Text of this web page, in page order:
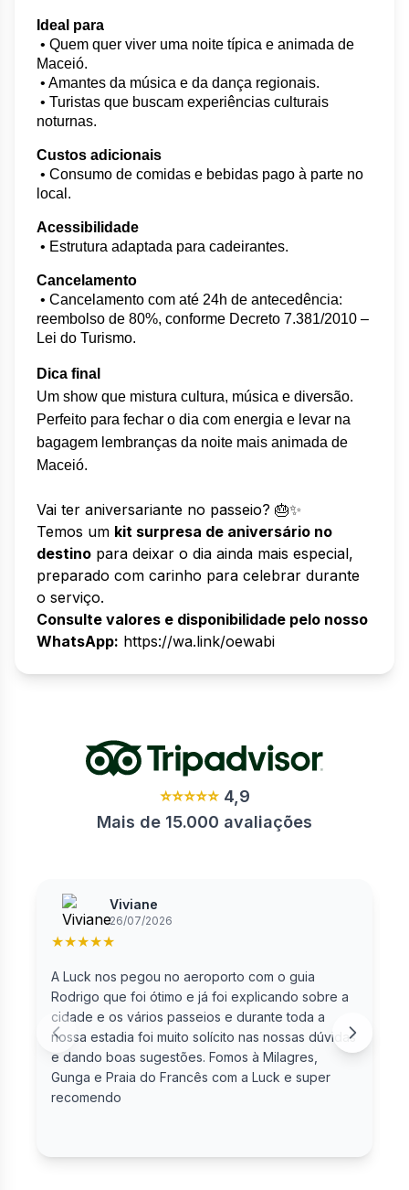
Ideal para
Maceió.
• Amantes da música e da dança regionais.
noturnas.
Custos adicionais
local.
Acessibilidade
• Estrutura adaptada para cadeirantes.
Cancelamento
reembolso de 80%, conforme Decreto 7.381/2010 –
Lei do Turismo.
Dica final
Um show que mistura cultura, música e diversão.
Perfeito para fechar o dia com energia e levar na
bagagem lembranças da noite mais animada de
Maceió.
Vai ter aniversariante no passeio? 🎂✨
Temos um kit surpresa de aniversário no
destino para deixar o dia ainda mais especial,
preparado com carinho para celebrar durante
o serviço.
Consulte valores e disponibilidade pelo nosso
WhatsApp: https://wa.link/oewabi
⭐⭐⭐⭐⭐4,9
Mais de 15.000 avaliações
Viviane
26/07/2026
★★★★★
A Luck nos pegou no aeroporto com o guia
Rodrigo que foi ótimo e já foi explicando sobre a
cidade e os vários passeios e durante toda a
nossa estadia foi muito solícito nas nossas dúvidas
e dando boas sugestões. Fomos à Milagres,
Gunga e Praia do Francês com a Luck e super
recomendo